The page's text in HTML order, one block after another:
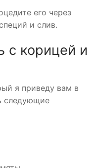
его через
и слив.
с корицей и
я приведу вам в
следующие